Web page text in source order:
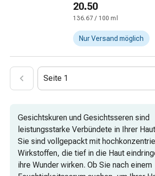
Augenpflege
Peeling
Pflegemasken
Reinigung
Reinigungs-
Kosmetiktücher
Nachtcreme
Gesichtskuren
Tagescreme
Gesichtswasser
Gesichtsöl
20.50
136.67 / 100 ml
Nur Versand möglich
Seite 1
Gesichtskuren und Gesichtsseren sind
leistungsstarke Verbündete in Ihrer
Sie sind vollgepackt mit
Wirkstoffen, die tief in die Haut
ihre Wunder wirken. Ob Sie nach einem